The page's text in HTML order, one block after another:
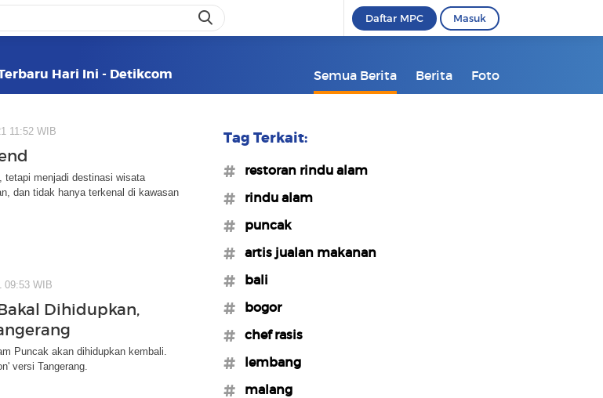
Daftar MPC Masuk
Hari Ini - Detikcom Semua Berita Berita Foto
11:52 WIB
tetapi menjadi destinasi wisata
dan tidak hanya terkenal di kawasan
09:53 WIB
Dihidupkan,
Puncak akan dihidupkan kembali.
versi Tangerang.
Tag Terkait:
#restoran rindu alam
#rindu alam
#puncak
#artis jualan makanan
#bali
#bogor
#chef rasis
#lembang
#malang